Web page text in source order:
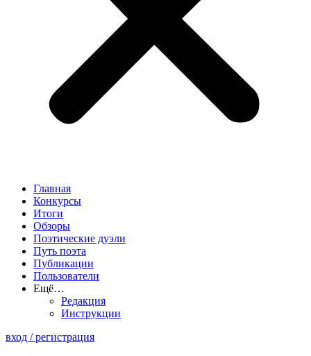
Главная
Конкурсы
Итоги
Обзоры
Поэтические дуэли
Путь поэта
Публикации
Пользователи
Ещё…
Редакция
Инструкции
вход / регистрация